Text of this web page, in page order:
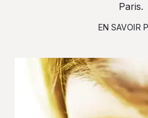
Paris.
EN SAVOIR